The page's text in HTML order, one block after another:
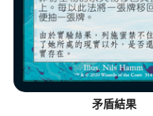
矛盾結果